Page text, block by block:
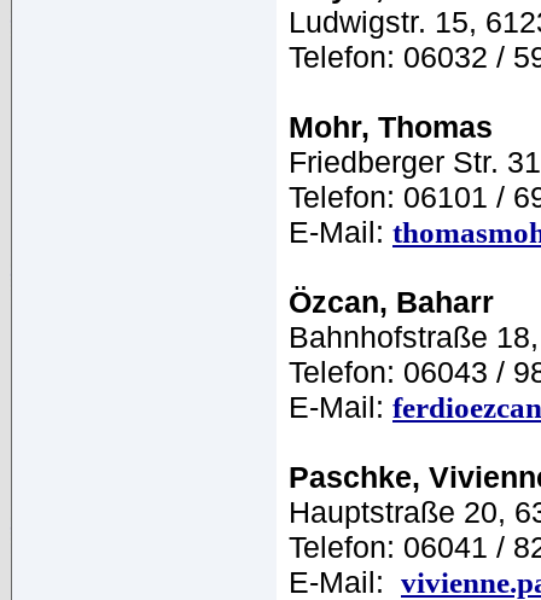
Ludwigstr. 15,
Telefon: 06032 /
Mohr, Thomas
Friedberger Str.
Telefon: 06101 /
E-Mail:
Özcan, Baharr
Bahnhofstraße
Telefon: 06043 /
E-Mail:
Paschke,
Hauptstraße 20,
Telefon: 06041 /
E-Mail: